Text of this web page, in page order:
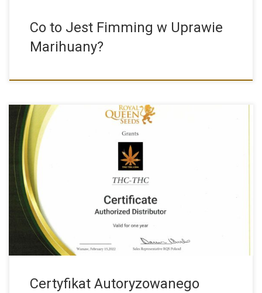
Co to Jest Fimming w Uprawie
Marihuany?
THC-THC.COM to Autoryzowany Dystrybutor Marki Royal Queen
Seeds Miło nam […]
Certyfikat Autoryzowanego